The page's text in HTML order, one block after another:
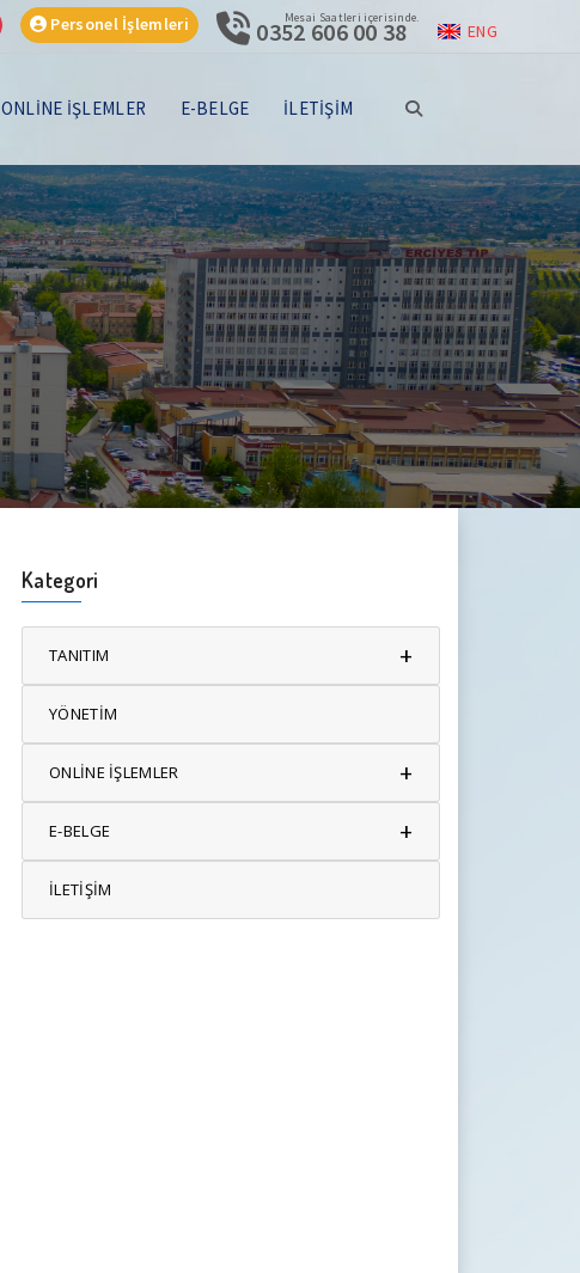
Personel İşlemleri Mesai Saatleri içerisinde.
0352 606 00 38 ENG
ONLİNE İŞLEMLER E-BELGE İLETİŞİM
Kategori
TANITIM +
YÖNETİM
ONLİNE İŞLEMLER +
E-BELGE +
İLETİŞİM